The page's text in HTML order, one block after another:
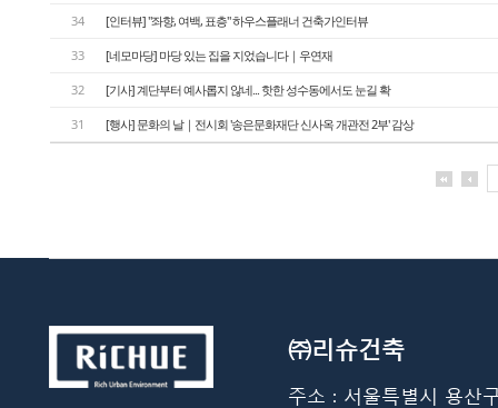
34 [인터뷰] "좌향, 여백, 표층" 하우스플래너 건축가인터뷰
33 [네모마당] 마당 있는 집을 지었습니다｜우연재
32 [기사] 계단부터 예사롭지 않네... 핫한 성수동에서도 눈길 확
31 [행사] 문화의 날｜전시회 '송은문화재단 신사옥 개관전 2부' 감상
㈜리슈건축
주소 : 서울특별시 용산